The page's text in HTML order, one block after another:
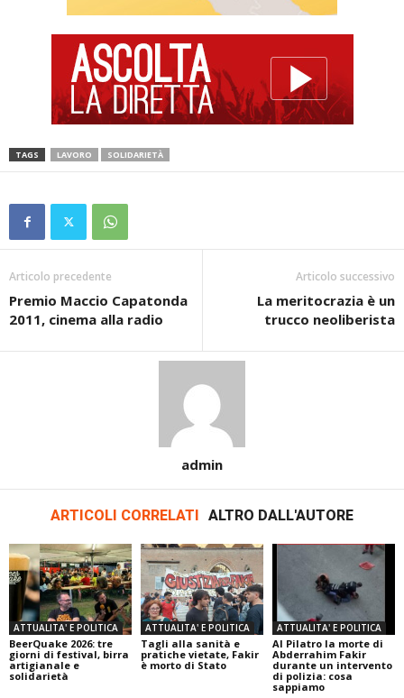
TAGS LAVORO SOLIDARIETÀ
Articolo precedente
Premio Maccio Capatonda
2011, cinema alla radio
Articolo successivo
La meritocrazia è un
trucco neoliberista
admin
ARTICOLI CORRELATI ALTRO DALL'AUTORE
ATTUALITA' E POLITICA
BeerQuake 2026: tre
giorni di festival, birra
artigianale e
solidarietà
ATTUALITA' E POLITICA
Tagli alla sanità e
pratiche vietate, Fakir
è morto di Stato
ATTUALITA' E POLITICA
Al Pilatro la morte di
Abderrahim Fakir
durante un intervento
di polizia: cosa
sappiamo